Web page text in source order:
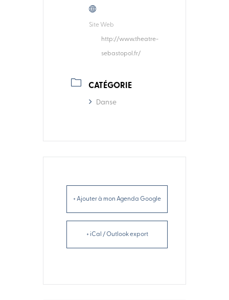
Site Web
http://www.theatre-
sebastopol.fr/
CATÉGORIE
Danse
+ Ajouter à mon Agenda Google
+ iCal / Outlook export